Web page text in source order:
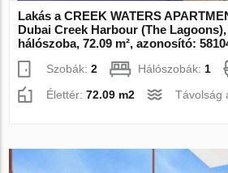
Lakás a CREEK WATERS
Dubai Creek Harbour (The
hálószoba, 72.09 m², azonosító:
Szobák:2 Hálószobák:1
Élettér:72.09 m2 Távolság